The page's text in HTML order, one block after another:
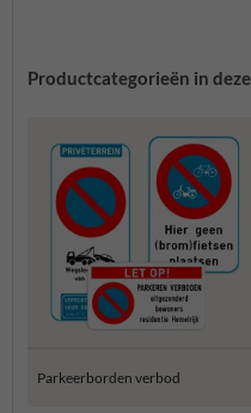
Productcategorieën in
Parkeerborden verbod